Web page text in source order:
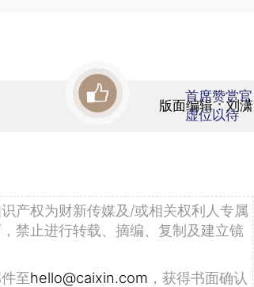
版面编辑：刘潇
首席赞赏官
虚位以待
产权为财新传媒及/或相关权利人专属
禁止进行转载、摘编、复制及建立镜
至hello@caixin.com ，获得书面确认